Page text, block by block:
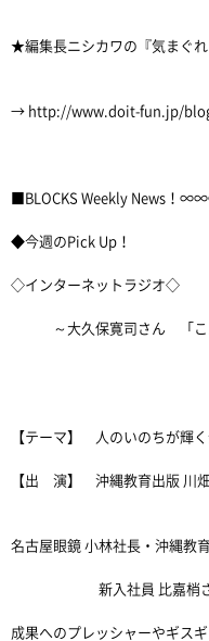
★編集長ニシカワの『気まぐれ
→ http://www.doit-fun.jp/
■BLOCKS Weekly
◆今週のPick Up！
◇インターネットラジオ◇
～大久保寛司さん 「こん
【テーマ】 人のいのちが輝く
【出 演】 沖縄教育出版 川畑
名古屋眼鏡 小林社長・沖縄教
新入社員 比嘉梢さ
成果へのプレッシャーやギス